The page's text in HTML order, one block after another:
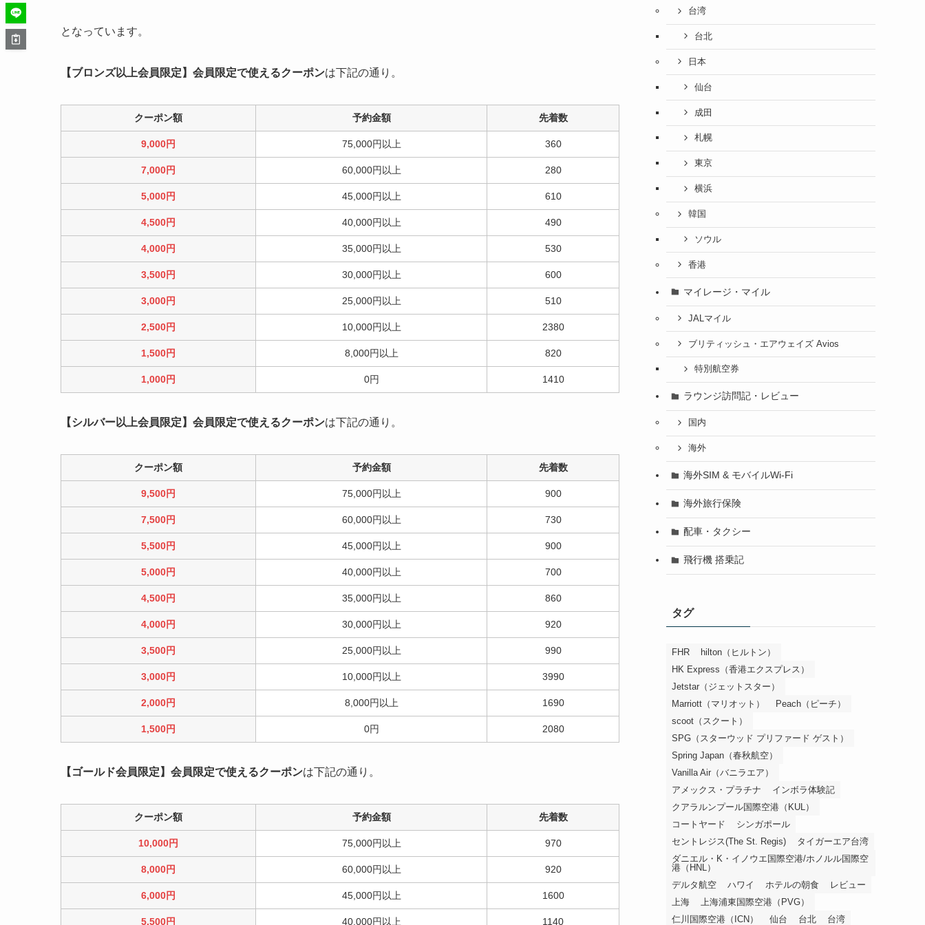
となっています。
【ブロンズ以上会員限定】会員限定で使えるクーポンは下記の通り。
クーポン額 予約金額 先着数
9,000円 75,000円以上 360
7,000円 60,000円以上 280
5,000円 45,000円以上 610
4,500円 40,000円以上 490
4,000円 35,000円以上 530
3,500円 30,000円以上 600
3,000円 25,000円以上 510
2,500円 10,000円以上 2380
1,500円 8,000円以上 820
1,000円 0円 1410
【シルバー以上会員限定】会員限定で使えるクーポンは下記の通り。
クーポン額 予約金額 先着数
9,500円 75,000円以上 900
7,500円 60,000円以上 730
5,500円 45,000円以上 900
5,000円 40,000円以上 700
4,500円 35,000円以上 860
4,000円 30,000円以上 920
3,500円 25,000円以上 990
3,000円 10,000円以上 3990
2,000円 8,000円以上 1690
1,500円 0円 2080
【ゴールド会員限定】会員限定で使えるクーポンは下記の通り。
クーポン額 予約金額 先着数
10,000円 75,000円以上 970
8,000円 60,000円以上 920
6,000円 45,000円以上 1600
5,500円 40,000円以上 1140
台湾
台北
日本
仙台
成田
札幌
東京
横浜
韓国
ソウル
香港
マイレージ・マイル
JALマイル
ブリティッシュ・エアウェイズ Avios
特別航空券
ラウンジ訪問記・レビュー
国内
海外
海外SIM & モバイルWi-Fi
海外旅行保険
配車・タクシー
飛行機 搭乗記
タグ
FHR
hilton（ヒルトン）
HK Express（香港エクスプレス）
Jetstar（ジェットスター）
Marriott（マリオット）
Peach（ピーチ）
scoot（スクート）
SPG（スターウッド プリファード ゲスト）
Spring Japan（春秋航空）
Vanilla Air（バニラエア）
アメックス・プラチナ
インボラ体験記
クアラルンプール国際空港（KUL）
コートヤード
シンガポール
セントレジス(The St. Regis)
タイガーエア台湾
ダニエル・K・イノウエ国際空港/ホノルル国際空
港（HNL）
デルタ航空
ハワイ ホテルの朝食
レビュー
上海
上海浦東国際空港（PVG）
仁川国際空港（ICN）
仙台 台北 台湾